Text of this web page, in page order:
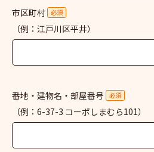
市区町村 必須
（例：江戸川区平井）
番地・建物名・部屋番号 必須
（例：6-37-3 コーポしまむら101）